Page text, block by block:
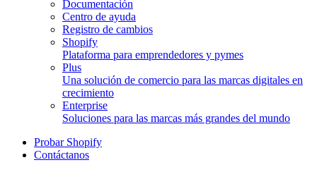
Documentación
Centro de ayuda
Registro de cambios
Shopify
Plataforma para emprendedores y pymes
Plus
Una solución de comercio para las marcas digitales en
crecimiento
Enterprise
Soluciones para las marcas más grandes del mundo
Probar Shopify
Contáctanos